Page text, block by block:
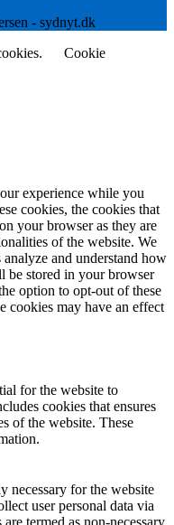
- sydnyt.dk
Cookie
experience while you
cookies, the cookies that
your browser as they are
of the website. We
and understand how
be stored in your browser
option to opt-out of these
cookies may have an effect
for the website to
cookies that ensures
of the website. These
necessary for the website
user personal data via